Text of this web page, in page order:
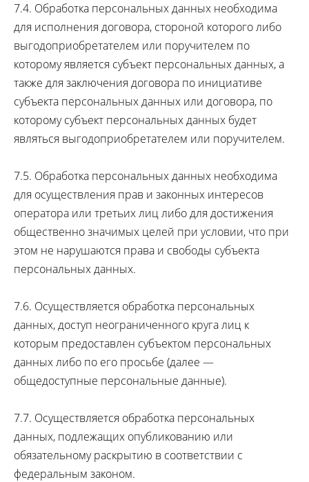
7.4. Обработка персональных данных необходима
для исполнения договора, стороной которого либо
выгодоприобретателем или поручителем по
которому является субъект персональных данных, а
также для заключения договора по инициативе
субъекта персональных данных или договора, по
которому субъект персональных данных будет
являться выгодоприобретателем или поручителем.
7.5. Обработка персональных данных необходима
для осуществления прав и законных интересов
оператора или третьих лиц либо для достижения
общественно значимых целей при условии, что при
этом не нарушаются права и свободы субъекта
персональных данных.
7.6. Осуществляется обработка персональных
данных, доступ неограниченного круга лиц к
которым предоставлен субъектом персональных
данных либо по его просьбе (далее —
общедоступные персональные данные).
7.7. Осуществляется обработка персональных
данных, подлежащих опубликованию или
обязательному раскрытию в соответствии с
федеральным законом.